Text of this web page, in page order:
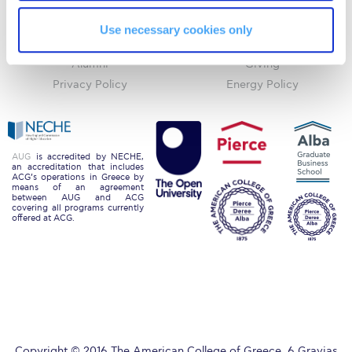
Use necessary cookies only
Season’s Greetings!
Season’s Greetings!
Student Privacy Policy
Student Stories
Student Success Center online appointment
myACG
Library
Alumni
Privacy Policy
Contact Us
Campus Map
Giving
Energy Policy
AUG is accredited by NECHE,
an accreditation that includes
ACG’s operations in Greece by
means of an agreement
between AUG and ACG
covering all programs currently
offered at ACG.